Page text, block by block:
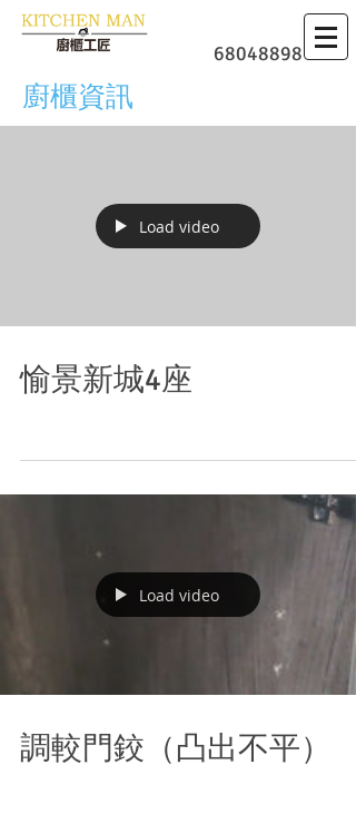
​廚櫃
68048898
廚櫃資訊
Load video
愉景新城4座
Load video
調較門鉸（凸出不平）